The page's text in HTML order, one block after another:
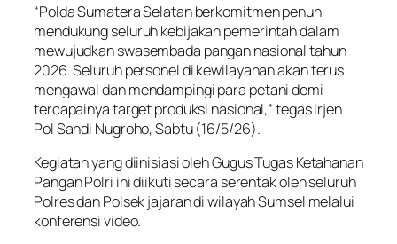
“Polda Sumatera Selatan berkomitmen penuh
mendukung seluruh kebijakan pemerintah dalam
mewujudkan swasembada pangan nasional tahun
2026. Seluruh personel di kewilayahan akan terus
mengawal dan mendampingi para petani demi
tercapainya target produksi nasional,” tegas Irjen
Pol Sandi Nugroho, Sabtu (16/5/26).
Kegiatan yang diinisiasi oleh Gugus Tugas Ketahanan
Pangan Polri ini diikuti secara serentak oleh seluruh
Polres dan Polsek jajaran di wilayah Sumsel melalui
konferensi video.